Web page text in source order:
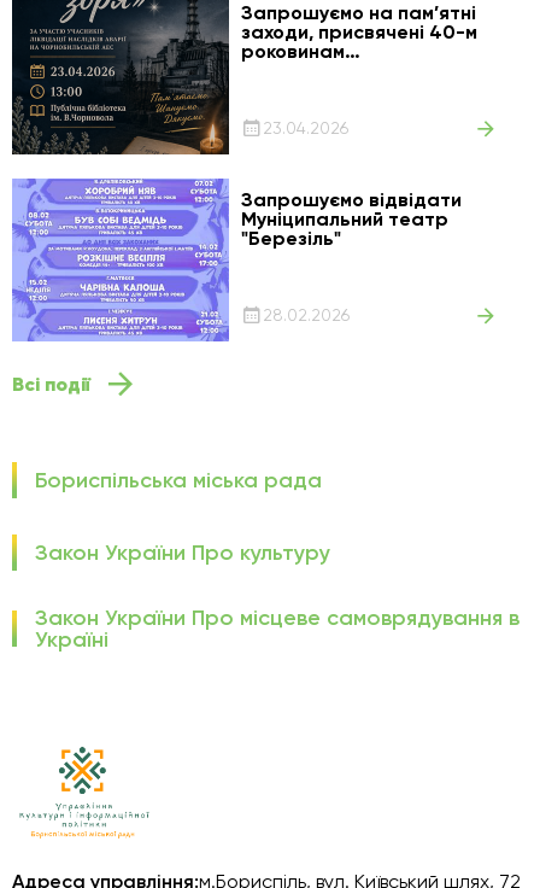
Запрошуємо на пам’ятні
заходи, присвячені 40-м
роковинам
23.04.2026
Запрошуємо відвідати
Муніципальний театр
"Березіль"
28.02.2026
Всі події
Бориспільська міська рада
Закон України Про культуру
Закон України Про місцеве самоврядування в
Україні
Адреса управління:м.Бориспіль, вул. Київський шлях, 72